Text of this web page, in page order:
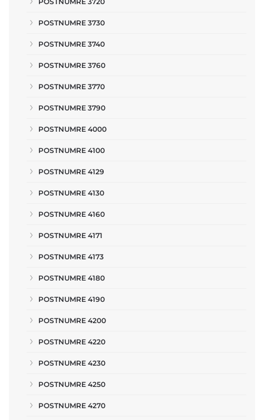
POSTNUMRE 3730
POSTNUMRE 3740
POSTNUMRE 3760
POSTNUMRE 3770
POSTNUMRE 3790
POSTNUMRE 4000
POSTNUMRE 4100
POSTNUMRE 4129
POSTNUMRE 4130
POSTNUMRE 4160
POSTNUMRE 4171
POSTNUMRE 4173
POSTNUMRE 4180
POSTNUMRE 4190
POSTNUMRE 4200
POSTNUMRE 4220
POSTNUMRE 4230
POSTNUMRE 4250
POSTNUMRE 4270